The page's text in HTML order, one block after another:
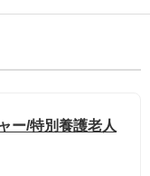
ー/特別養護老人